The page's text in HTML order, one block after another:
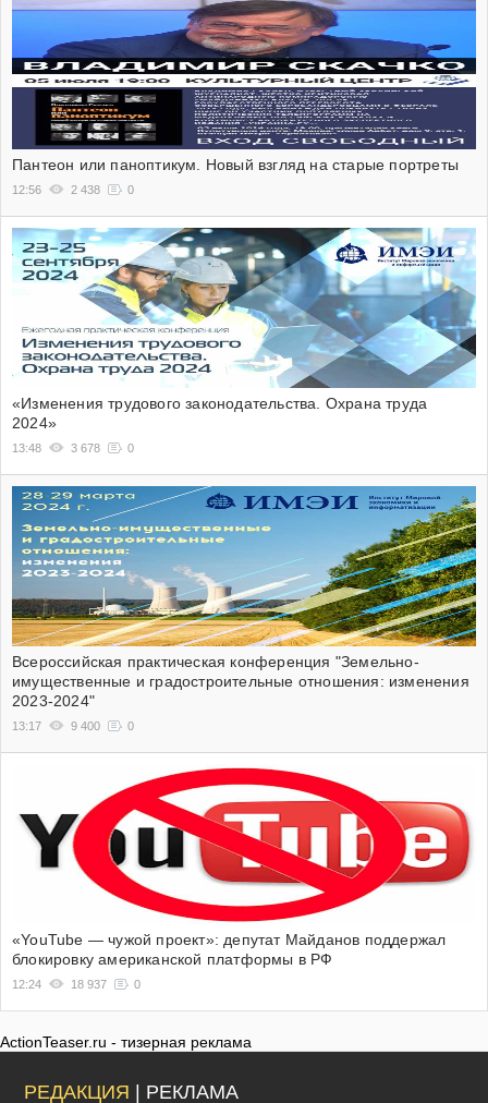
Пантеон или паноптикум. Новый взгляд на старые портреты
12:56 2 438 0
«Изменения трудового законодательства. Охрана труда
2024»
13:48 3 678 0
Всероссийская практическая конференция "Земельно-
имущественные и градостроительные отношения: изменения
2023-2024"
13:17 9 400 0
«YouTube — чужой проект»: депутат Майданов поддержал
блокировку американской платформы в РФ
12:24 18 937 0
ActionTeaser.ru - тизерная реклама
РЕДАКЦИЯ | РЕКЛАМА